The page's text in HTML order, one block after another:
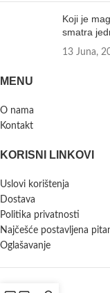
Koji je
smatra
13 Juna,
MENU
O nama
Kontakt
KORISNI LINKOVI
Uslovi korištenja
Dostava
Politika privatnosti
Najčešće postavljena
Oglašavanje